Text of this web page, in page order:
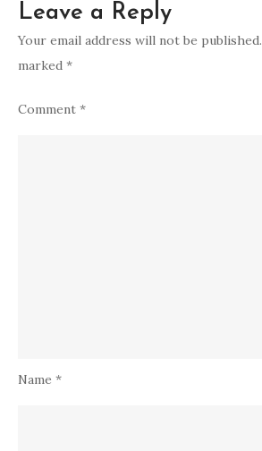
Leave a Reply
Your email address will not be published.
marked *
Comment *
Name *